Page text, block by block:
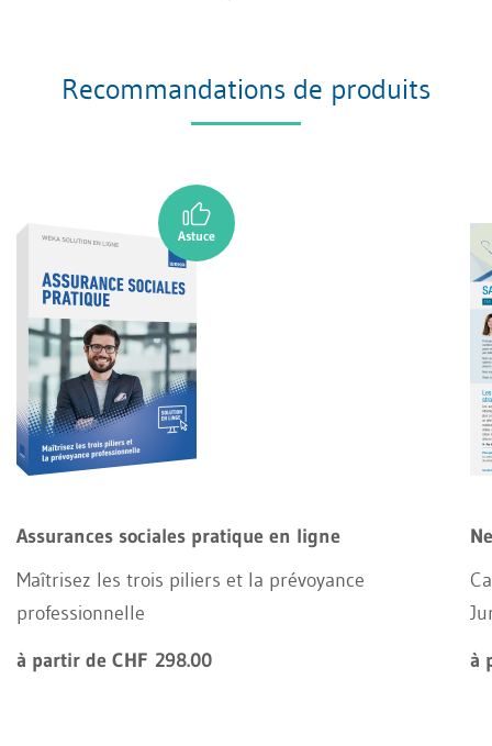
Recommandations de produits
Assurances sociales pratique en ligne
Maîtrisez les trois piliers et la prévoyance
professionnelle
à partir de CHF 298.00
à